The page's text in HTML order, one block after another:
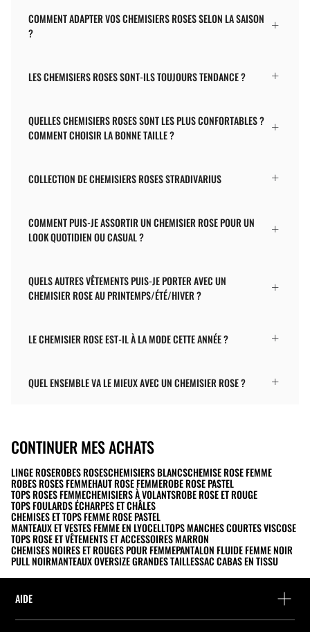
COMMENT ADAPTER VOS CHEMISIERS ROSES SELON LA SAISON
?
LES CHEMISIERS ROSES SONT-ILS TOUJOURS TENDANCE ?
QUELLES CHEMISIERS ROSES SONT LES PLUS CONFORTABLES ?
COMMENT CHOISIR LA BONNE TAILLE ?
COLLECTION DE CHEMISIERS ROSES STRADIVARIUS
COMMENT PUIS-JE ASSORTIR UN CHEMISIER ROSE POUR UN
LOOK QUOTIDIEN OU CASUAL ?
QUELS AUTRES VÊTEMENTS PUIS-JE PORTER AVEC UN
CHEMISIER ROSE AU PRINTEMPS/ÉTÉ/HIVER ?
LE CHEMISIER ROSE EST-IL À LA MODE CETTE ANNÉE ?
QUEL ENSEMBLE VA LE MIEUX AVEC UN CHEMISIER ROSE ?
CONTINUER MES ACHATS
LINGE ROSEROBES ROSESCHEMISIERS BLANCSCHEMISE ROSE FEMME
ROBES ROSES FEMMEHAUT ROSE FEMMEROBE ROSE PASTEL
TOPS ROSES FEMMECHEMISIERS À VOLANTSROBE ROSE ET ROUGE
TOPS FOULARDS ÉCHARPES ET CHÂLES
CHEMISES ET TOPS FEMME ROSE PASTEL
MANTEAUX ET VESTES FEMME EN LYOCELLTOPS MANCHES COURTES VISCOSE
TOPS ROSE ET VÊTEMENTS ET ACCESSOIRES MARRON
CHEMISES NOIRES ET ROUGES POUR FEMMEPANTALON FLUIDE FEMME NOIR
PULL NOIRMANTEAUX OVERSIZE GRANDES TAILLESSAC CABAS EN TISSU
AIDE